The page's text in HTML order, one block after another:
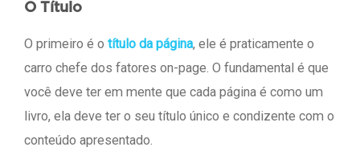
O Título
O primeiro é o título da página, ele é praticamente o
carro chefe dos fatores on-page. O fundamental é que
você deve ter em mente que cada página é como um
livro, ela deve ter o seu título único e condizente com o
conteúdo apresentado.